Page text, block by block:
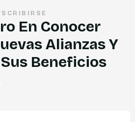
En Conocer
Alianzas Y
Beneficios